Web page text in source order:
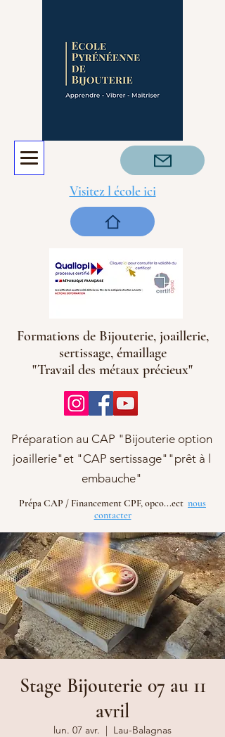
Formations de Bijouterie, joaillerie,
sertissage, émaillage
"Travail des métaux précieux"
Visitez l école ici
Préparation au CAP "Bijouterie option
joaillerie"et "CAP sertissage""prêt à l
embauche"
Prépa CAP / Financement CPF, opco...ect nous
contacter
Stage Bijouterie 07 au 11
avril
lun. 07 avr.
  |
Lau-Balagnas